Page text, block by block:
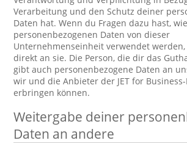
Verarbeitung und den Schutz deiner
Daten hat. Wenn du Fragen dazu hast,
personenbezogenen Daten von dieser
Unternehmenseinheit verwendet
direkt an sie. Die Person, die dir das
gibt auch personenbezogene Daten an
wir und die Anbieter der JET for
erbringen können.
Weitergabe deiner
Daten an andere